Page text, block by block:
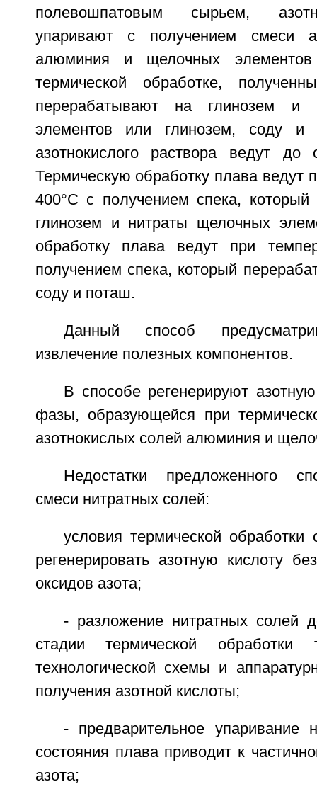
полевошпатовым сырьем,
упаривают с получением смеси
алюминия и щелочных
термической обработке,
перерабатывают на глинозем и
элементов или глинозем, соду и
азотнокислого раствора ведут до
Термическую обработку плава ведут
400°С с получением спека,
глинозем и нитраты щелочных
обработку плава ведут при
получением спека, который
соду и поташ.
Данный способ
извлечение полезных компонентов.
В способе регенерируют
фазы, образующейся при
азотнокислых солей алюминия и
Недостатки предложенного
смеси нитратных солей:
условия термической
регенерировать азотную кислоту
оксидов азота;
- разложение нитратных солей
стадии термической обработки
технологической схемы и
получения азотной кислоты;
- предварительное упаривание
состояния плава приводит к
азота;